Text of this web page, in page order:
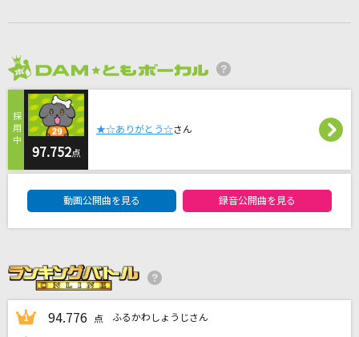
Superfly
[プロオケ]ごめんね…
帰り道
八九寺真宵(加藤英美里)
[生音]ブルーアンバー
back number
SixTONES
唱
97.752点
★☆ありがとう☆さん
動画公開曲を見る 録音公開曲を見る
1 94.776 点 ふるかわしょうじさん